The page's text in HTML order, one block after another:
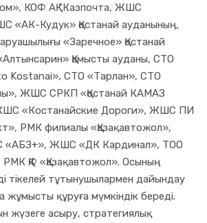
КОФ АҚ "Казпочта, ЖШС
«АК-Кудук» Қостанай ауданының,
«Заречное» Қостанай
Қамысты ауданы, СТО
Kostanai», СТО «Тарлан», СТО
ЖШС СРКП «Қостанай КАМАЗ
«Костанайские Дороги», ЖШС ПИ
РМК филиалы «Қазақавтожол»,
ЖШС «ДК Кардинал», ТОО
ҚФ «Қазақавтожол». Осының
тікелей тұтынушылармен дайындау
құруға мүмкіндік береді.
жүзеге асыру, стратегиялық